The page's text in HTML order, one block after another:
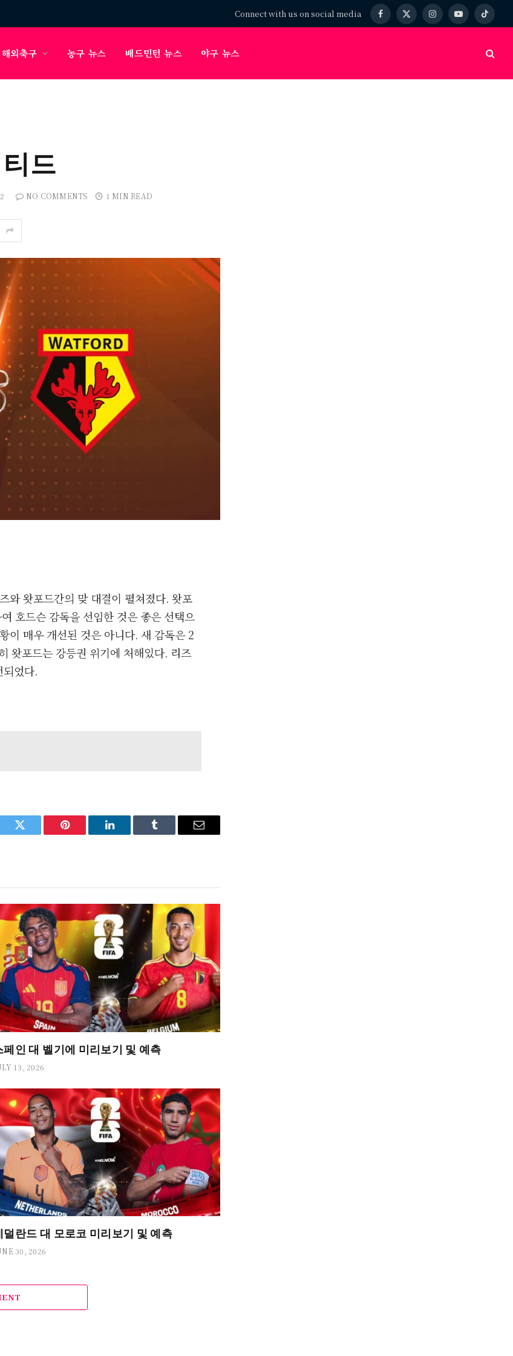
Connect with us on social media Facebook
X
InstagramYouTubeTikTok
해외축구 농구 뉴스 배드민턴 뉴스 야구 뉴스
드
NO COMMENTS 1 MIN READ
와 왓포드간의 맞 대결이 펼쳐졌다. 왓포
호드슨 감독을 선임한 것은 좋은 선택으
이 매우 개선된 것은 아니다. 새 감독은 2
왓포드는 강등권 위기에 처해있다. 리즈
었다.
Twitter Pinterest LinkedIn Tumblr Email
페인 대 벨기에 미리보기 및 예측
13, 2026
덜란드 대 모로코 미리보기 및 예측
30, 2026